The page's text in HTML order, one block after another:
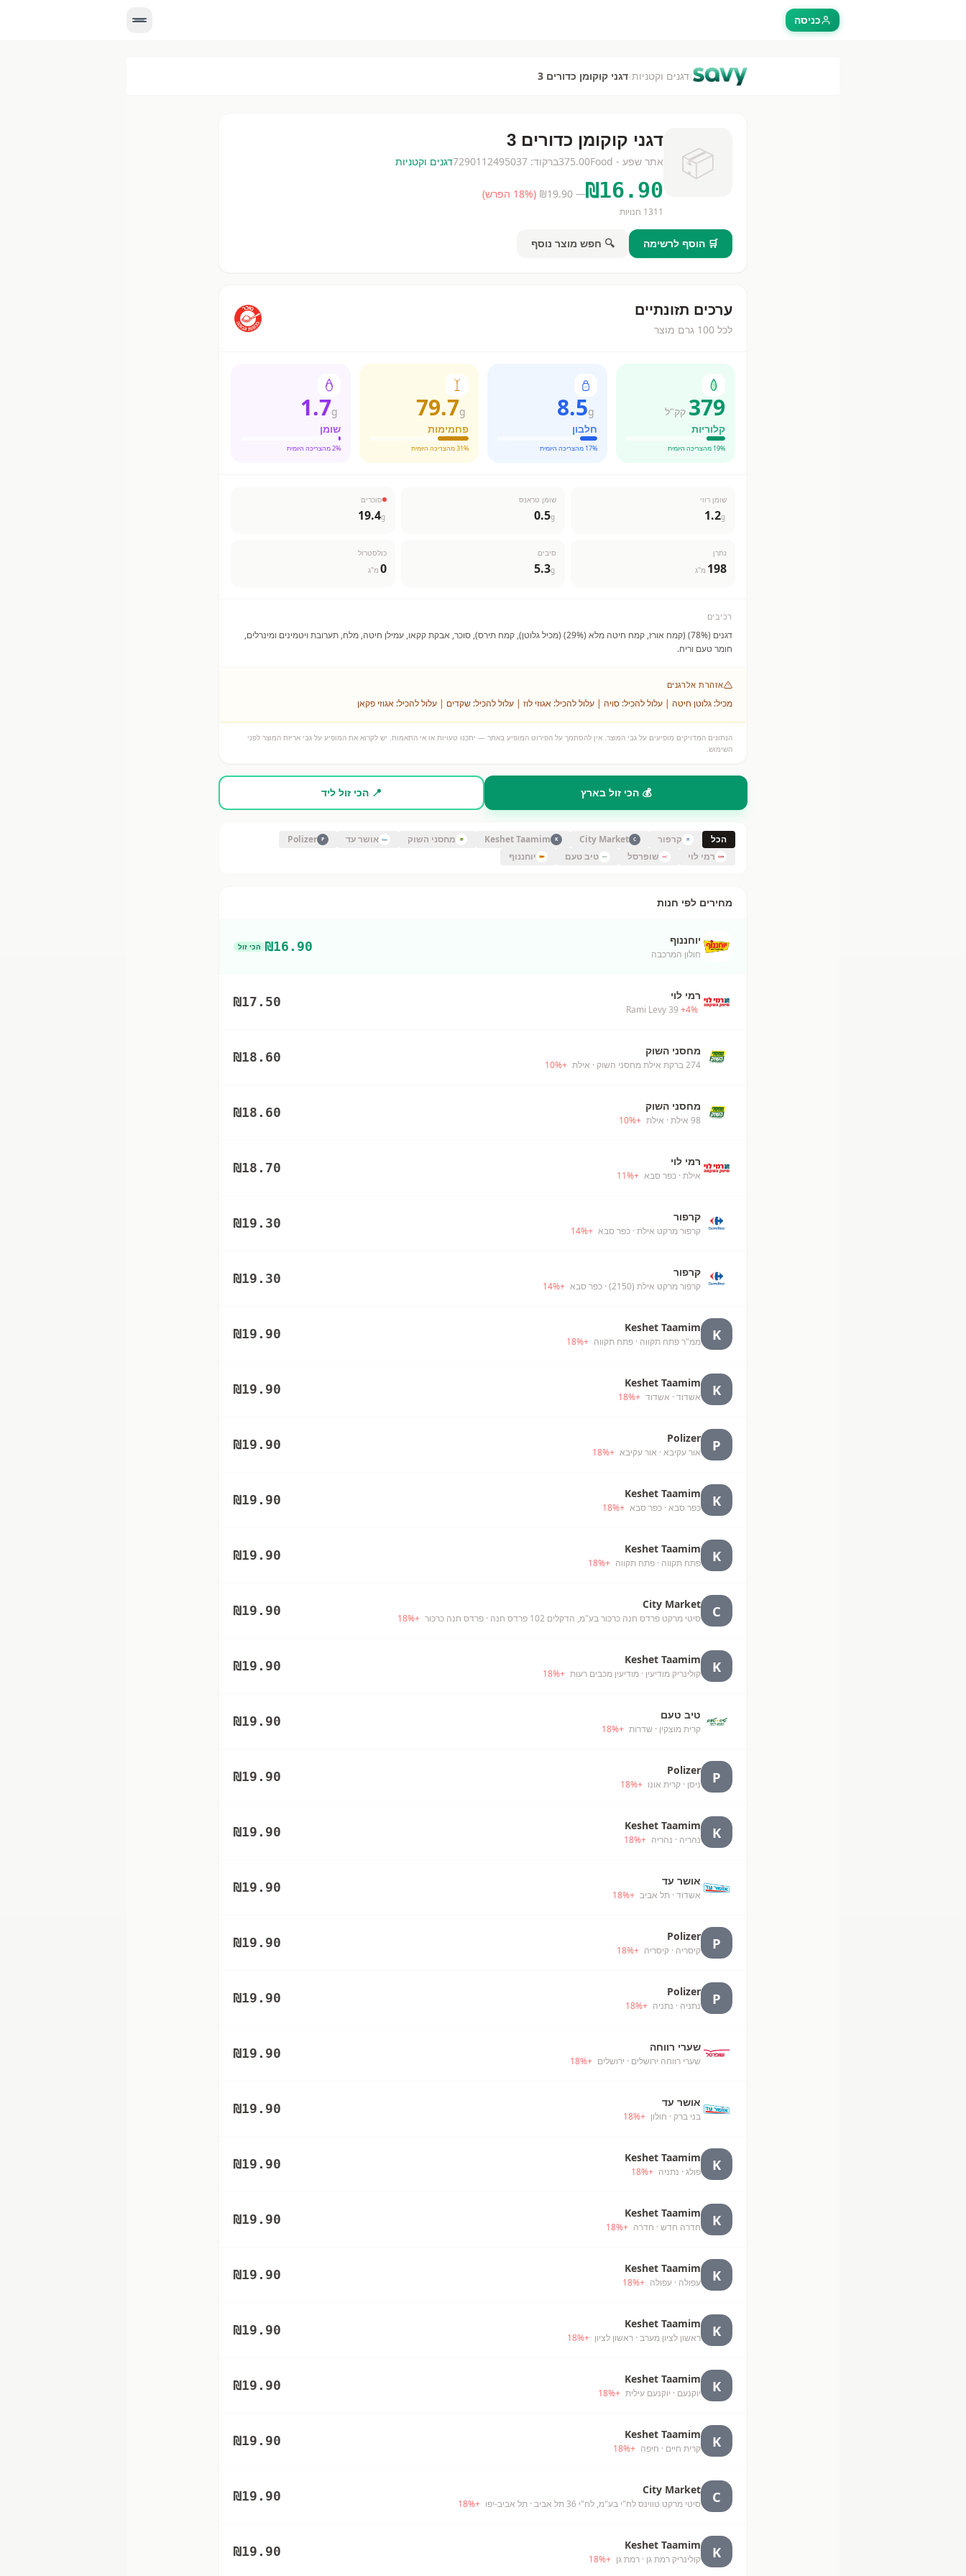
כניסה
›דגנים וקטניות›דגני קוקומן כדורים 3
📦
דגני קוקומן כדורים 3
אתר שפע - Food 375.00ברקוד: 7290112495037דגנים וקטניות
₪16.90
— ₪
19.90
(
18% הפרש)
1311 חנויות
🛒 הוסף לרשימה 🔍 חפש מוצר נוסף
ערכים תזונתיים
לכל 100 גרם מוצר
379 קק"ל
קלוריות
19% מהצריכה היומית
8.5g
חלבון
17% מהצריכה היומית
79.7g
פחמימות
31% מהצריכה היומית
1.7g
שומן
2% מהצריכה היומית
שומן רווי
1.2g
שומן טראנס
0.5g
סוכרים
19.4g
נתרן
198 מ"ג
סיבים
5.3g
כולסטרול
0 מ"ג
רכיבים
דגנים (78%) (קמח אורז, קמח חיטה מלא (29%) (מכיל גלוטן), קמח תירס), סוכר, אבקת קקאו, עמילן חיטה, מלח, תערובת ויטמינים ומינרלים,
חומר טעם וריח.
אזהרת אלרגנים
מכיל: גלוטן חיטה | עלול להכיל: סויה | עלול להכיל: אגוזי לוז | עלול להכיל: שקדים | עלול להכיל: אגוזי פקאן
הנתונים המדויקים מופיעים על גבי המוצר. אין להסתמך על הפירוט המופיע באתר — יתכנו טעויות או אי התאמות. יש לקרוא את המופיע על גבי אריזת המוצר לפני
השימוש.
💰 הכי זול בארץ 📍 הכי זול ליד
הכל קרפור C
City Market
K
Keshet Taamim מחסני השוק אושר עד P
Polizer
רמי לוי
שופרסל טיב טעם יוחננוף
מחירים לפי חנות
יוחננוף
חולון המרכבה
₪16.90 הכי זול
רמי לוי
Rami Levy 39 +4%
₪17.50
מחסני השוק
274 ברקת אילת מחסני השוק · אילת +
10%
₪18.60
מחסני השוק
98 אילת · אילת +
10%
₪18.60
רמי לוי
אילת · כפר סבא +
11%
₪18.70
קרפור
קרפור מרקט אילת · כפר סבא +
14%
₪19.30
קרפור
קרפור מרקט אילת (2150) · כפר סבא +
14%
₪19.30
K
Keshet Taamim
ממ"ר פתח תקווה · פתח תקווה +
18%
₪19.90
K
Keshet Taamim
אשדוד · אשדוד +
18%
₪19.90
P
Polizer
אור עקיבא · אור עקיבא +
18%
₪19.90
K
Keshet Taamim
כפר סבא · כפר סבא +
18%
₪19.90
K
Keshet Taamim
פתח תקווה · פתח תקווה +
18%
₪19.90
C
City Market
סיטי מרקט פרדס חנה כרכור בע"מ, הדקלים 102 פרדס חנה · פרדס חנה כרכור +
18%
₪19.90
K
Keshet Taamim
קולינריק מודיעין · מודיעין מכבים רעות +
18%
₪19.90
טיב טעם
קרית מוצקין · שדרות +
18%
₪19.90
P
Polizer
ניסן · קרית אונו +
18%
₪19.90
K
Keshet Taamim
נהריה · נהריה +
18%
₪19.90
אושר עד
אשדוד · תל אביב +
18%
₪19.90
P
Polizer
קיסריה · קיסריה +
18%
₪19.90
P
Polizer
נתניה · נתניה +
18%
₪19.90
שערי רווחה
שערי רווחה ירושלים · ירושלים +
18%
₪19.90
אושר עד
בני ברק · חולון +
18%
₪19.90
K
Keshet Taamim
פולג · נתניה +
18%
₪19.90
K
Keshet Taamim
חדרה חדש · חדרה +
18%
₪19.90
K
Keshet Taamim
עפולה · עפולה +
18%
₪19.90
K
Keshet Taamim
ראשון לציון מערב · ראשון לציון +
18%
₪19.90
K
Keshet Taamim
יוקנעם · יוקנעם עילית +
18%
₪19.90
K
Keshet Taamim
קרית חיים · חיפה +
18%
₪19.90
C
City Market
סיטי מרקט טווינס לח"י בע"מ, לח"י 36 תל אביב · תל אביב-יפו +
18%
₪19.90
K
Keshet Taamim
קולינריק רמת גן · רמת גן +
18%
₪19.90